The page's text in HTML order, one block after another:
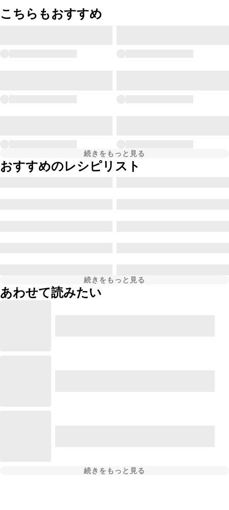
こちらもおすすめ
続きをもっと見る
おすすめのレシピリスト
続きをもっと見る
あわせて読みたい
続きをもっと見る